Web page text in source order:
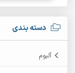
دسته بندی
آلبوم